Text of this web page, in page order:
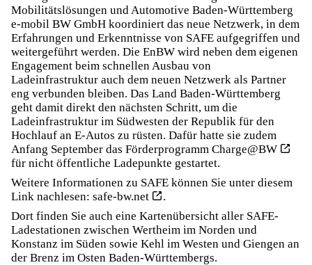
Mobilitätslösungen und Automotive Baden-Württemberg
e-mobil BW GmbH koordiniert das neue Netzwerk, in dem
Erfahrungen und Erkenntnisse von SAFE aufgegriffen und
weitergeführt werden. Die EnBW wird neben dem eigenen
Engagement beim schnellen Ausbau von
Ladeinfrastruktur auch dem neuen Netzwerk als Partner
eng verbunden bleiben. Das Land Baden-Württemberg
geht damit direkt den nächsten Schritt, um die
Ladeinfrastruktur im Südwesten der Republik für den
Hochlauf an E-Autos zu rüsten. Dafür hatte sie zudem
Anfang September das Förderprogramm Charge@BW
für nicht öffentliche Ladepunkte gestartet.
Weitere Informationen zu SAFE können Sie unter diesem
Link nachlesen: safe-bw.net
.
Dort finden Sie auch eine Kartenübersicht aller SAFE-
Ladestationen zwischen Wertheim im Norden und
Konstanz im Süden sowie Kehl im Westen und Giengen an
der Brenz im Osten Baden-Württembergs.